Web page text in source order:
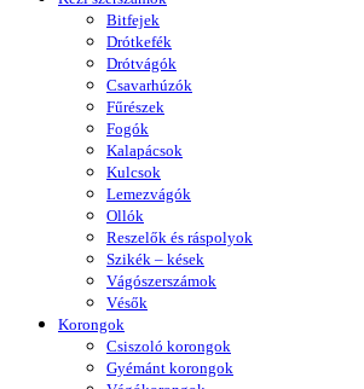
Bitfejek
Drótkefék
Drótvágók
Csavarhúzók
Fűrészek
Fogók
Kalapácsok
Kulcsok
Lemezvágók
Ollók
Reszelők és ráspolyok
Szikék – kések
Vágószerszámok
Vésők
Korongok
Csiszoló korongok
Gyémánt korongok